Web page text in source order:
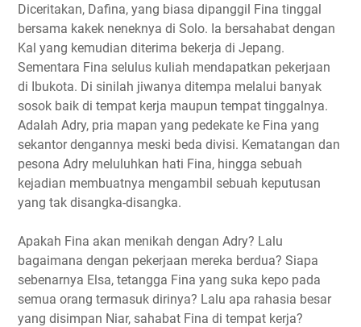
Diceritakan, Dafina, yang biasa dipanggil Fina tinggal
bersama kakek neneknya di Solo. Ia bersahabat dengan
Kal yang kemudian diterima bekerja di Jepang.
Sementara Fina selulus kuliah mendapatkan pekerjaan
di Ibukota. Di sinilah jiwanya ditempa melalui banyak
sosok baik di tempat kerja maupun tempat tinggalnya.
Adalah Adry, pria mapan yang pedekate ke Fina yang
sekantor dengannya meski beda divisi. Kematangan dan
pesona Adry meluluhkan hati Fina, hingga sebuah
kejadian membuatnya mengambil sebuah keputusan
yang tak disangka-disangka.
Apakah Fina akan menikah dengan Adry? Lalu
bagaimana dengan pekerjaan mereka berdua? Siapa
sebenarnya Elsa, tetangga Fina yang suka kepo pada
semua orang termasuk dirinya? Lalu apa rahasia besar
yang disimpan Niar, sahabat Fina di tempat kerja?